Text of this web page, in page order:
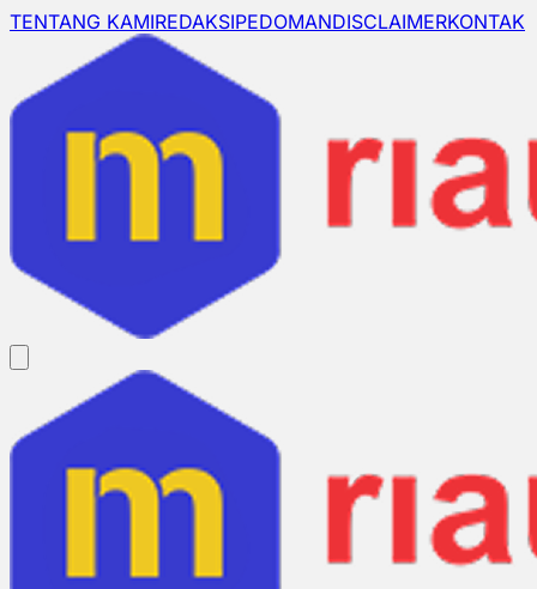
TENTANG KAMIREDAKSIPEDOMANDISCLAIMERKONTAK